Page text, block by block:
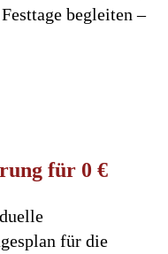
begleiten –
für 0 €
für die